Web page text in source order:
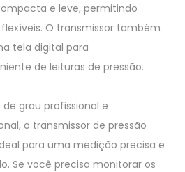
e leve, permitindo
O transmissor também
tela digital para
de leituras de pressão.
grau profissional e
o transmissor de pressão
para uma medição precisa e
Se você precisa monitorar os